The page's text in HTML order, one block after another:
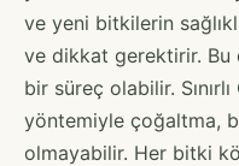
ve yeni bitkilerin
ve dikkat gerektirir. Bu
bir süreç olabilir.
yöntemiyle çoğaltma,
olmayabilir. Her bitki